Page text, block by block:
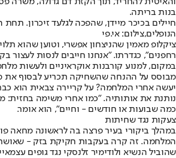
בנות בריתה.
חיילים בכיכר מיידן, שהפכה לגלעד זיכרון.
הנופלים,צילום: אי.פי
ציקלופ מאמין שהניצחון אפשרי, וטוען שהוא
רחפנים", כגדרתו. "אנחנו חייבים לנסות לעצור
במקום, למנוע קורבנות אוקראיניים ולעשות
מבוסס על ההנחה שהשחיקה תכריע לבסוף את
יעשה אחרי המלחמה? על קריירה צבאית הוא
נותנת את אותותיה. "כמו אחרי משימה בחזית:
כמה שבועות או חודשים - וחיים", הוא אומר.
צעקות נגד שחיתות
במהלך ביקורי בעיר פרצה בה לראשונה מחאה
המלחמה. זה קרה בעקבות חקיקת בזק -
שהוביל הנשיא ולודימיר זלנסקי נגד גופים